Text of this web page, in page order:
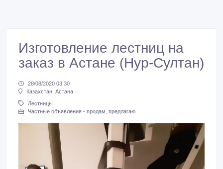
Изготовление лестниц на
заказ в Астане (Нур-Султан)
28/08/2020 03:30
Казахстан, Астана
Лестницы
Частные объявления - продам, предлагаю